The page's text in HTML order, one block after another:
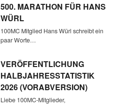
500. MARATHON FÜR HANS
WÜRL
100MC Mitglied Hans Würl schreibt ein
paar Worte…
VERÖFFENTLICHUNG
HALBJAHRESSTATISTIK
2026 (VORABVERSION)
Liebe 100MC-Mitglieder,